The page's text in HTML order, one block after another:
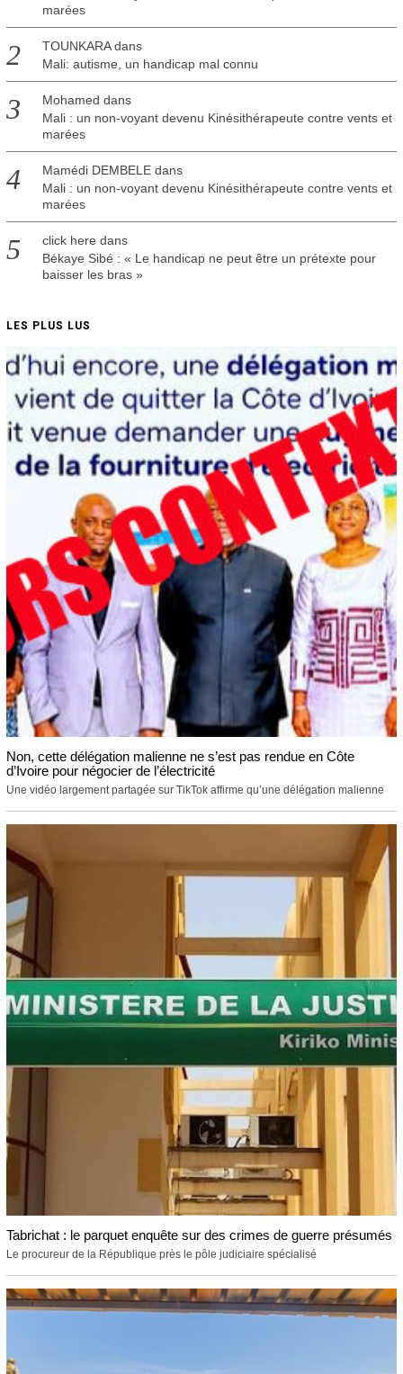
marées
TOUNKARAdans
Mali: autisme, un handicap mal connu
Mohamed dans
Mali : un non-voyant devenu Kinésithérapeute contre vents et
marées
Mamédi DEMBELEdans
Mali : un non-voyant devenu Kinésithérapeute contre vents et
marées
click here dans
Békaye Sibé : « Le handicap ne peut être un prétexte pour
baisser les bras »
LES PLUS LUS
Non, cette délégation malienne ne s’est pas rendue en Côte
d’Ivoire pour négocier de l’électricité
Une vidéo largement partagée sur TikTok affirme qu’une délégation malienne
Tabrichat : le parquet enquête sur des crimes de guerre présumés
Le procureur de la République près le pôle judiciaire spécialisé